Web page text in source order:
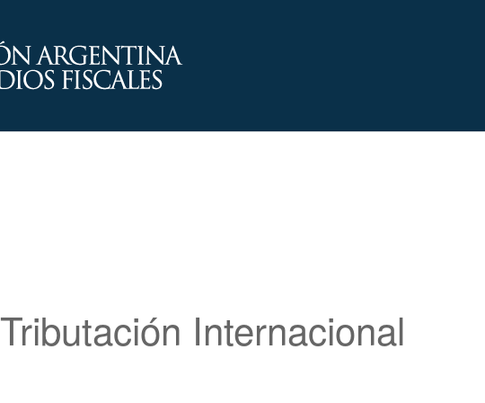
Tributación Internacional